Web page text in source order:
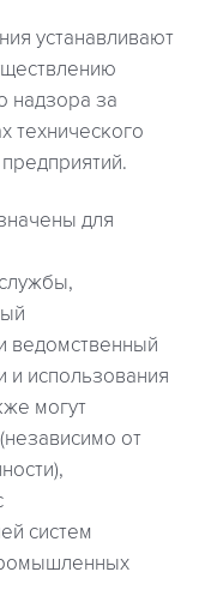
устанавливают
надзора за
технического
для
ведомственный
и использования
могут
от
систем